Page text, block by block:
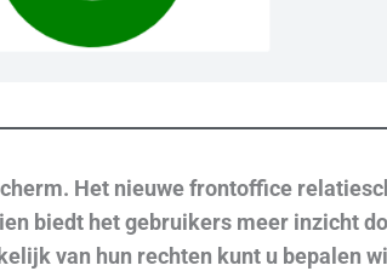
. Het nieuwefrontoffice
biedt het gebruikers meer inzicht
van hun rechten kunt u bepalen